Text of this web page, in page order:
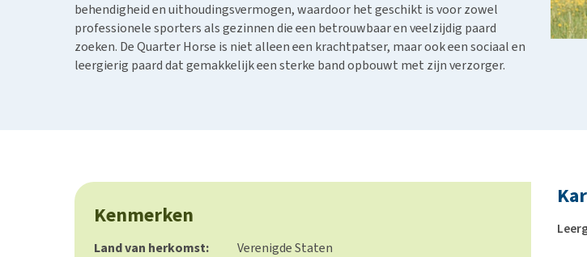
behendigheid en uithoudingsvermogen, waardoor het geschikt is voor zowel
professionele sporters als gezinnen die een betrouwbaar en veelzijdig paard
zoeken. De Quarter Horse is niet alleen een krachtpatser, maar ook een sociaal en
leergierig paard dat gemakkelijk een sterke band opbouwt met zijn verzorger.
Kenmerken
Land van herkomst:
Verenigde Staten